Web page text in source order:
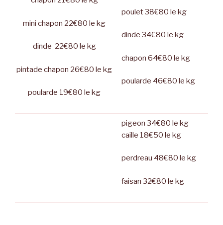
mini chapon 22€80 le kg
dinde 22€80 le kg
pintade chapon 26€80 le kg
poularde 19€80 le kg
poulet 38€80 le kg
dinde 34€80 le kg
chapon 64€80 le kg
poularde 46€80 le kg
pigeon 34€80 le kg
caille 18€50 le kg
perdreau 48€80 le kg
faisan 32€80 le kg